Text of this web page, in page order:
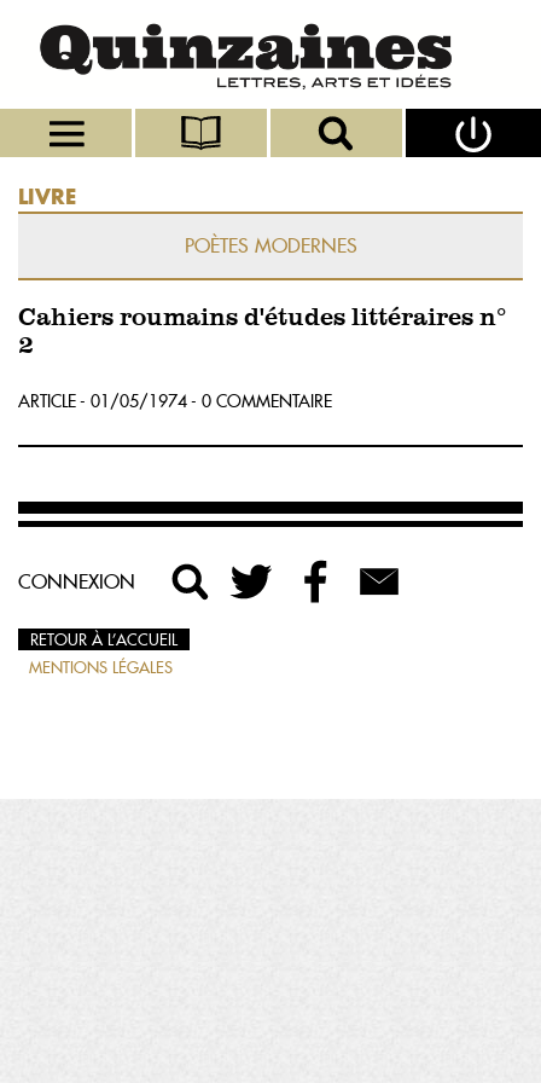
LIVRE
POÈTES MODERNES
Cahiers roumains d'études littéraires n°
2
ARTICLE - 01/05/1974 - 0 COMMENTAIRE
CONNEXION
RETOUR À L’ACCUEIL
MENTIONS LÉGALES